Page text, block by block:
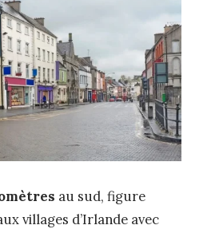
au sud, figure
villages d’Irlande avec